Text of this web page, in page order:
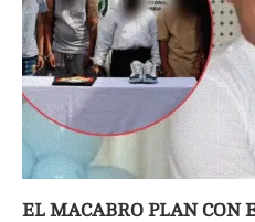
EL MACABRO PLAN CON